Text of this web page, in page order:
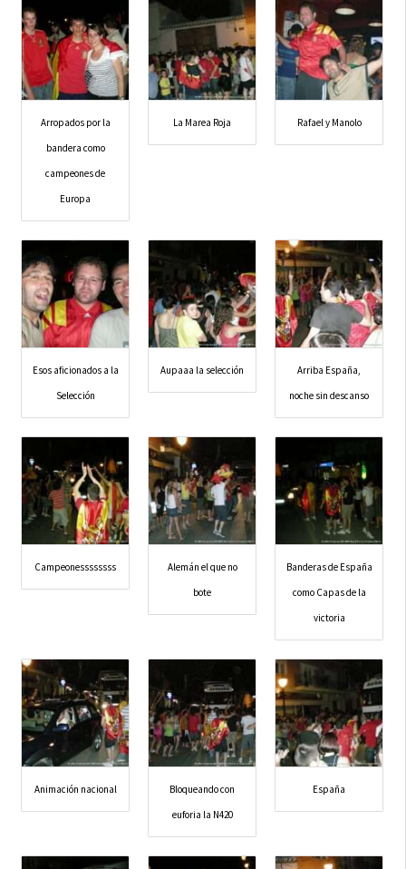
Arropados por la
bandera como
campeones de
Europa
La Marea Roja Rafael y Manolo
Esos aficionados a la
Selección
Aupaaa la selección
Arriba España,
noche sin descanso
Campeonessssssss
Alemán el que no
bote
Banderas de España
como Capas de la
victoria
Animación nacional
Bloqueando con
euforia la N420
España